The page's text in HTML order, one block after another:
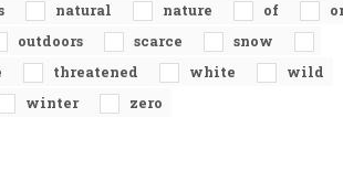
natural nature of
outdoors scarce
snow
threatened white
wild
winter zero